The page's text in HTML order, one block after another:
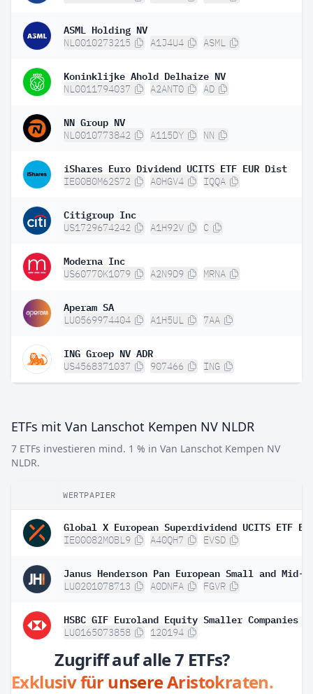
ASML Holding NV
NL0010273215 A1J4U4 ASML
Koninklijke Ahold Delhaize NV
NL0011794037 A2ANT0 AD
NN Group NV
NL0010773842 A115DY NN
iShares Euro Dividend UCITS ETF EUR Dist
IE00B0M62S72 A0HGV4 IQQA
Citigroup Inc
US1729674242 A1H92V C
Moderna Inc
US60770K1079 A2N9D9 MRNA
Aperam SA
LU0569974404 A1H5UL 7AA
ING Groep NV ADR
US4568371037 907466 ING
ETFs mit Van Lanschot Kempen NV NLDR
7 ETFs investieren mind. 1 % in Van Lanschot Kempen NV
NLDR.
WERTPAPIER
IE00082MOBL9 A40QH7 EVSD
LU0201078713 A0DNFA FGVR
HSBC GIF Euroland Equity Smaller Companies
LU0165073858 120194
Zugriff auf alle 7 ETFs?
Exklusiv für unsere Aristokraten.